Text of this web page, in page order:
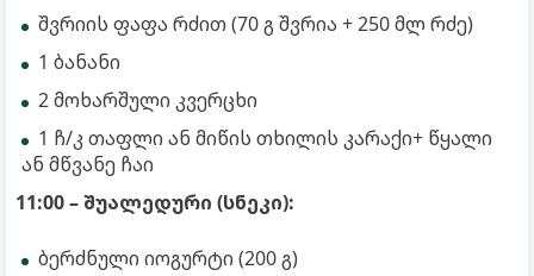
შვრიის ფაფა რძით (70 გ შვრია + 250 მლ რძე)
1 ბანანი
2 მოხარშული კვერცხი
1 ჩ/კ თაფლი ან მიწის თხილის კარაქი+ წყალი
ან მწვანე ჩაი
11:00 – შუალედური (სნეკი):
ბერძნული იოგურტი (200 გ)